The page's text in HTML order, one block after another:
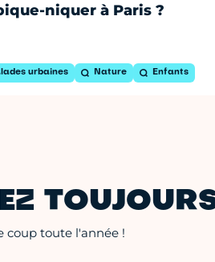
niquer à Paris ?
urbaines Nature Enfants
coup toute l'année !